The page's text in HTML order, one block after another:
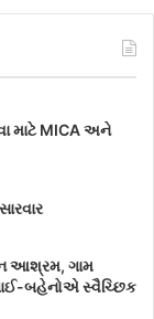
માટે MICA અને
આશ્રમ, ગામ
બહેનોએ સ્વૈચ્છિક